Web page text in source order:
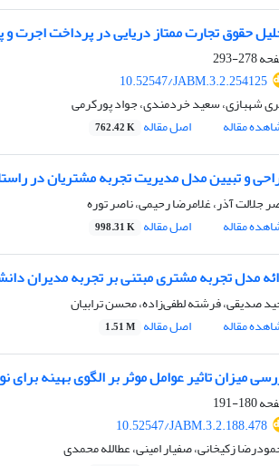
حقوق تجارت ممتاز دریایی در پرداخت اجرت و
278-293
10.52547/JABM.3.2.254125
شهبازی، سعید خردمندی، جواد پورکرمی
مقاله
اصل مقاله 762.42 K
و تبیین مدل مدیریت تجربه مشتریان در
جلالت آذر، غلامرضا رحیمی، ناصر توره
مقاله
اصل مقاله 998.31 K
مدل تجربه مشتری مبتنی بر تجربه مدیران
صدیقی، فرشته لطفی‌زاده، محسن ترابیان
مقاله
اصل مقاله 1.51 M
میزان تاثیر عوامل موثر بر الگوی بهینه
180-191
10.52547/JABM.3.2.188.478
زکیخانی، صفیار امینی، عطالله محمدی